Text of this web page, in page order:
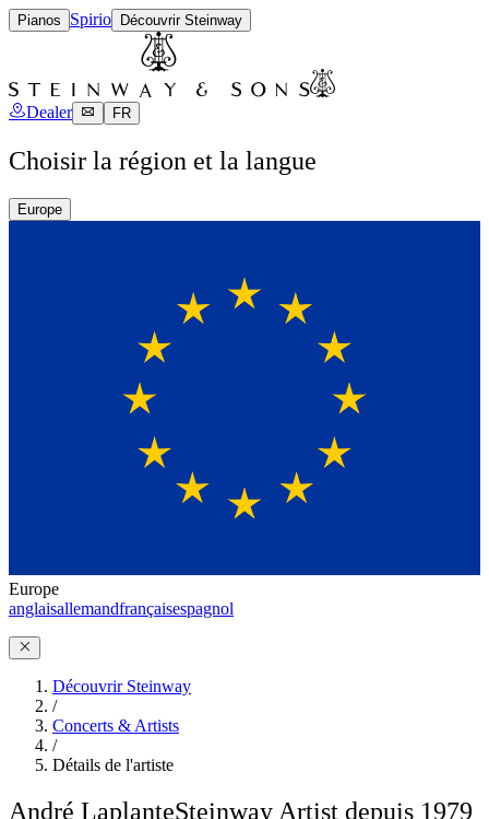
Pianos Spirio Découvrir Steinway
Dealer FR
Choisir la région et la langue
Europe
Europe
anglaisallemandfrançaisespagnol
Découvrir Steinway
/
Concerts & Artists
/
Détails de l'artiste
André LaplanteSteinway Artist depuis 1979